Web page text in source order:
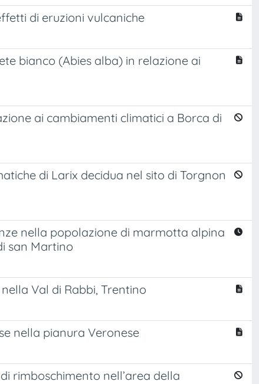
di eruzioni vulcaniche
bianco (Abies alba) in relazione ai
ai cambiamenti climatici a Borca di
di Larix decidua nel sito di Torgnon
nella popolazione di marmotta alpina
san Martino
Val di Rabbi, Trentino
nella pianura Veronese
rimboschimento nell’area della